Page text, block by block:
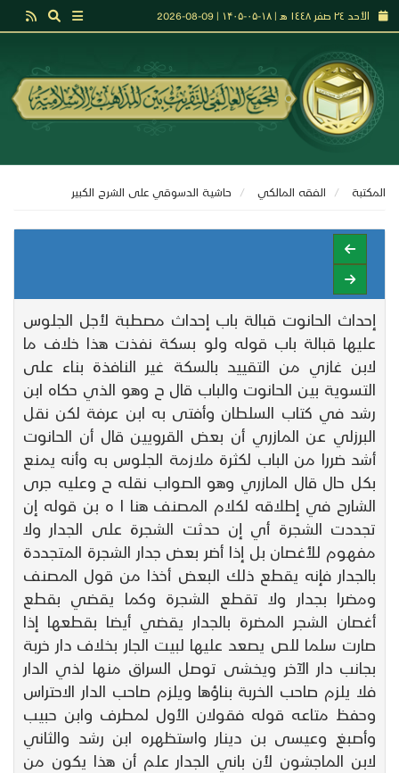
الأحد ٢٤ صفر ١٤٤٨ هـ | ۱۸-۰۵-۱۴۰۵ | 09-08-2026
المكتبة الفقه المالكي حاشيـة الدسوقي على الشرح الكبير
إحداث الحانوت قبالة باب إحداث مصطبة لأجل الجلوس
عليها قبالة باب قوله ولو بسكة نفذت هذا خلاف ما
لابن غازي من التقييد بالسكة غير النافذة بناء على
التسوية بين الحانوت والباب قال ح وهو الذي حكاه ابن
رشد في كتاب السلطان وأفتى به ابن عرفة لكن نقل
البرزلي عن المازري أن بعض القرويين قال أن الحانوت
أشد ضررا من الباب لكثرة ملازمة الجلوس به وأنه يمنع
بكل حال قال المازري وهو الصواب نقله ح وعليه جرى
الشارح في إطلاقه لكلام المصنف هنا ا ه بن قوله إن
تجددت الشجرة أي إن حدثت الشجرة على الجدار ولا
مفهوم للأغصان بل إذا أضر بعض جدار الشجرة المتجددة
بالجدار فإنه يقطع ذلك البعض أخذا من قول المصنف
ومضرا بجدار ولا تقطع الشجرة وكما يقضي بقطع
أغصان الشجر المضرة بالجدار يقضي أيضا بقطعها إذا
صارت سلما للص يصعد عليها لبيت الجار بخلاف دار خربة
بجانب دار الآخر ويخشى توصل السراق منها لذي الدار
فلا يلزم صاحب الخربة بناؤها ويلزم صاحب الدار الاحتراس
وحفظ متاعه قوله فقولان الأول لمطرف وابن حبيب
وأصبغ وعيسى بن دينار واستظهره ابن رشد والثاني
لابن الماجشون لأن باني الجدار علم أن هذا يكون من